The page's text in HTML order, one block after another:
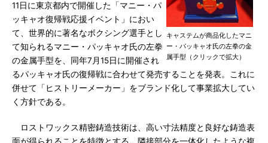
キャステムが商品化したマニ
ー・パッキャオ氏の左拳の金
属手型（クリックで拡大）
11日に東京都内で開催した「マニー・パ
ッキャオ復帰戦応援イベント」におい
て、世界的に著名なボクシング選手とし
て知られるマニー・パッキャオ氏の左拳
の金属手型を、同年7月15日に開催され
るパッキャオ氏の復帰戦に合わせて発売することを発表。これに
併せて「ヒストリーメーカー」をブランド化して事業拡大してい
く方針である。
ロストワックス精密鋳造技術は、高い寸法精度と良好な鋳造表